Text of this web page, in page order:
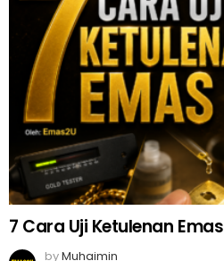
7 Cara Uji Ketulenan Emas
byMuhaimin